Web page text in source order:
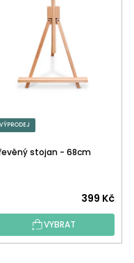
VÝPRODEJ
stojan - 68cm
399 Kč
VYBRAT